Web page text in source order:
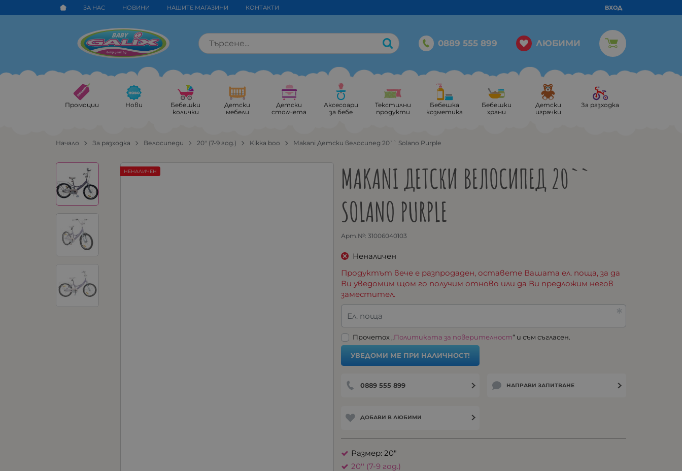
ЗА НАС НОВИНИ НАШИТЕ МАГАЗИНИ КОНТАКТИ ВХОД
0889 555 899 ЛЮБИМИ
Промоции Нови
Бебешки
колички
Детски
мебели
Детски
столчета
Аксесоари
за бебе
Текстилни
продукти
Бебешка
козметика
Бебешки
храни
Детски
играчки
За разходка
Начало За разходка Велосипеди 20'' (7-9 год.) Kikka boo Makani Детски велосипед 20`` Solano Purple
MAKANI ДЕТСКИ ВЕЛОСИПЕД 20``
SOLANO PURPLE
Арт.№: 31006040103
НЕНАЛИЧЕН
Неналичен
Продуктът вече е разпродаден, оставете Вашата ел. поща, за да
Ви уведомим щом го получим отново или да Ви предложим негов
заместител.
Ел. поща
Прочетох „Политиката за поверителност“ и съм съгласен.
УВЕДОМИ МЕ ПРИ НАЛИЧНОСТ!
0889 555 899 НАПРАВИ ЗАПИТВАНЕ
ДОБАВИ В ЛЮБИМИ
Размер: 20"
20'' (7-9 год.)